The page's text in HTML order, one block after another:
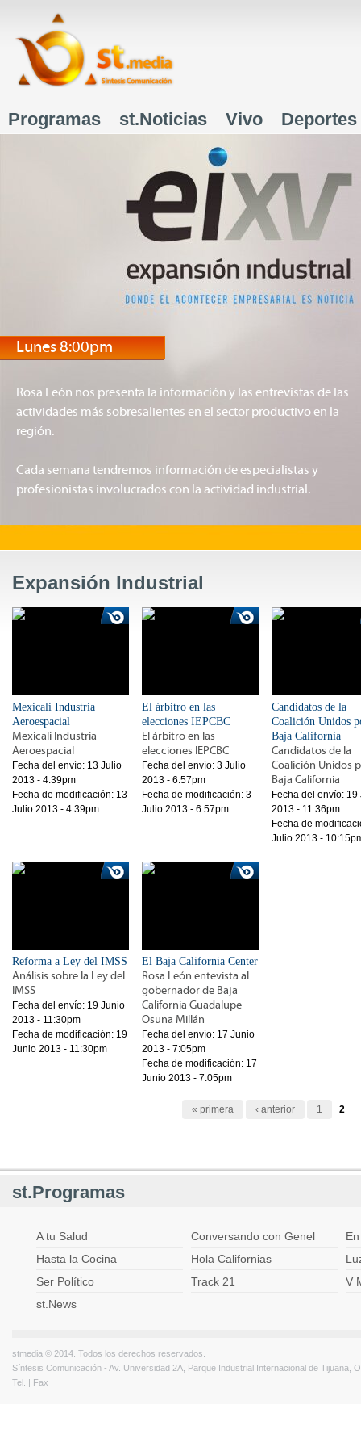
Menú principal
Programas st.Noticias Vivo Deportes
Lunes 8:00pm
Rosa León nos presenta la información y las entrevistas de las
actividades más sobresalientes en el sector productivo en la
región.
Cada semana tendremos información de especialistas y
profesionistas involucrados con la actividad industrial.
Expansión Industrial
Mexicali Industria
Aeroespacial
Mexicali Industria
Aeroespacial
Fecha del envío: 13 Julio
2013 - 4:39pm
Fecha de modificación: 13
Julio 2013 - 4:39pm
El árbitro en las
elecciones IEPCBC
El árbitro en las
elecciones IEPCBC
Fecha del envío: 3 Julio
2013 - 6:57pm
Fecha de modificación: 3
Julio 2013 - 6:57pm
Candidatos de la
Coalición Unidos
Baja California
Candidatos de la
Coalición Unidos
Baja California
Fecha del envío: 19
2013 - 11:36pm
Fecha de
Julio 2013 -
Reforma a Ley del IMSS
Análisis sobre la Ley del
IMSS
Fecha del envío: 19 Junio
2013 - 11:30pm
Fecha de modificación: 19
Junio 2013 - 11:30pm
El Baja California Center
Rosa León entevista al
gobernador de Baja
California Guadalupe
Osuna Millán
Fecha del envío: 17 Junio
2013 - 7:05pm
Fecha de modificación: 17
Junio 2013 - 7:05pm
« primera ‹ anterior 1 2
st.Programas
A tu Salud Conversando con Genel
Hasta la Cocina
Hola Californias
Ser Político
Track 21
V
st.News
stmedia © 2014. Todos los derechos reservados.
Síntesis Comunicación - Av. Universidad 2A, Parque Industrial Internacional de Tijuana,
Tel. | Fax